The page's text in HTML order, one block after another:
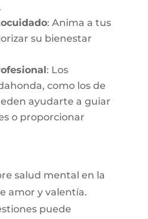
: Anima a tus
su bienestar
: Los
como los de
ayudarte a guiar
o proporcionar
salud mental en la
amor y valentía.
puede